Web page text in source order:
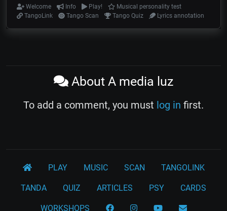
Welcome Info Play!
Musical personality test
TangoLink
Tango Scan Tango Quiz Lyrics annotation
About A media luz
To add a comment, you must log in first.
PLAY MUSIC SCAN TANGOLINK
TANDA QUIZ ARTICLES PSY CARDS
WORKSHOPS